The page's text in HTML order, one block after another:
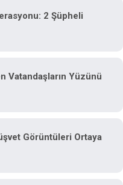
2 Şüpheli
Vatandaşların Yüzünü
Görüntüleri Ortaya